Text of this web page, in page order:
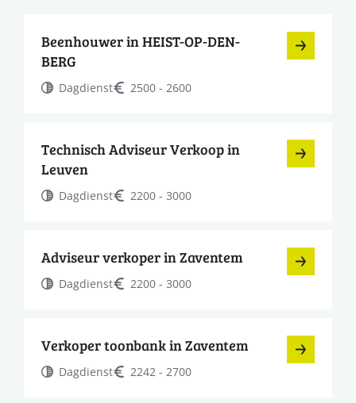
Beenhouwer in HEIST-OP-DEN-
BERG
Dagdienst 2500 - 2600
Technisch Adviseur Verkoop in
Leuven
Dagdienst 2200 - 3000
Adviseur verkoper in Zaventem
Dagdienst 2200 - 3000
Verkoper toonbank in Zaventem
Dagdienst 2242 - 2700